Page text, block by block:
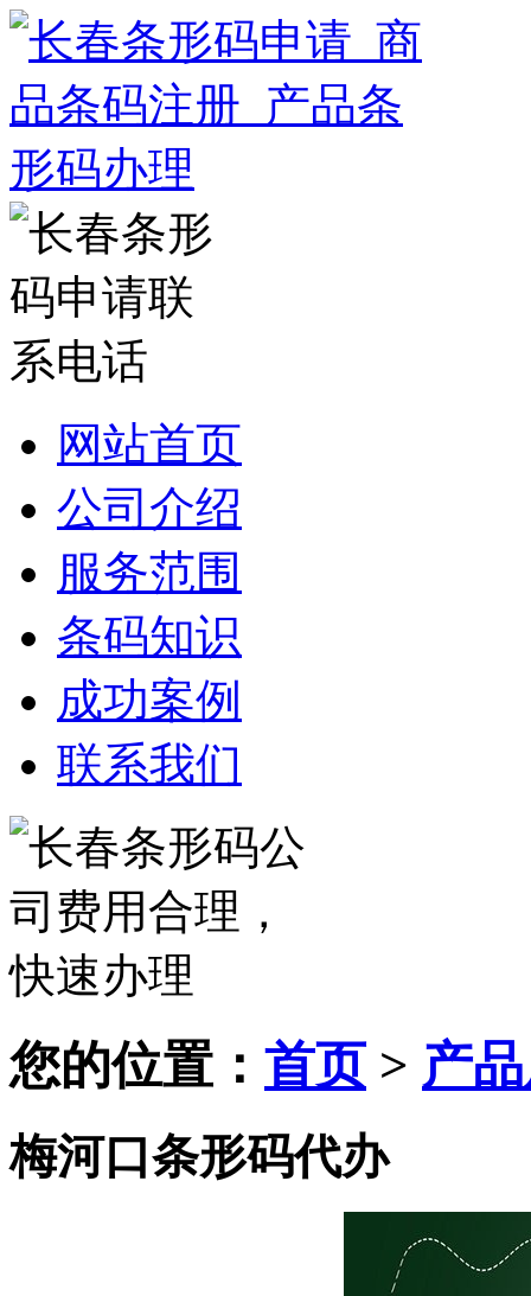
网站首页
公司介绍
服务范围
条码知识
成功案例
联系我们
您的位置： 首页> 产
梅河口条形码代办